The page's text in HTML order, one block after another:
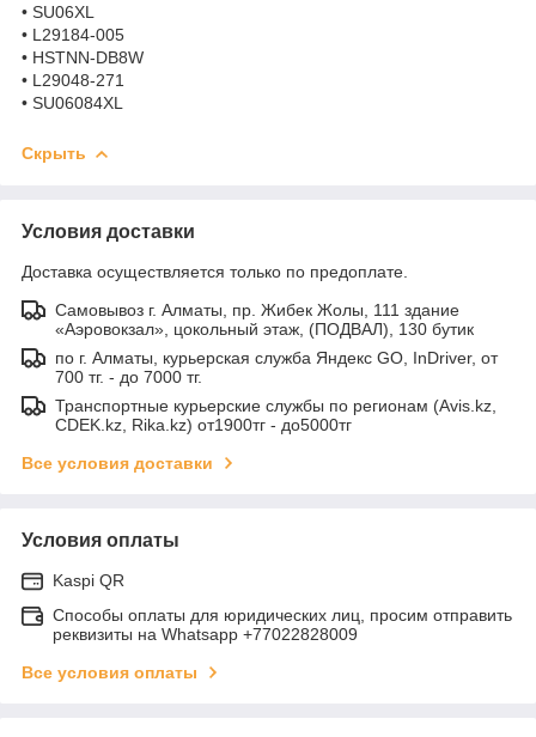
• SU06XL
• L29184-005
• HSTNN-DB8W
• L29048-271
• SU06084XL
Скрыть
Условия доставки
Доставка осуществляется только по предоплате.
Самовывоз г. Алматы, пр. Жибек Жолы, 111 здание
«Аэровокзал», цокольный этаж, (ПОДВАЛ), 130 бутик
по г. Алматы, курьерская служба Яндекс GO, InDriver, от
700 тг. - до 7000 тг.
Транспортные курьерские службы по регионам (Avis.kz,
CDEK.kz, Rika.kz) от1900тг - до5000тг
Все условия доставки
Условия оплаты
Kaspi QR
Способы оплаты для юридических лиц, просим отправить
реквизиты на Whatsapp +77022828009
Все условия оплаты